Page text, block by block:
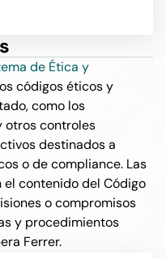
de Ética y
códigos éticos y
como los
otros controles
destinados a
o de compliance. Las
contenido del Código
o compromisos
y procedimientos
Ferrer.